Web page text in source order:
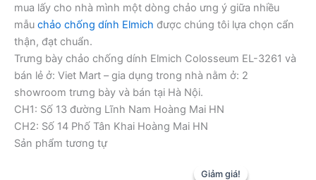
mua lấy cho nhà mình một dòng chảo ưng ý giữa nhiều
mẫu chảo chống dính Elmich được chúng tôi lựa chọn cẩn
thận, đạt chuẩn.
Trưng bày chảo chống dính Elmich Colosseum EL-3261 và
bán lẻ ở: Viet Mart – gia dụng trong nhà nằm ở: 2
showroom trưng bày và bán tại Hà Nội.
CH1: Số 13 đường Lĩnh Nam Hoàng Mai HN
CH2: Số 14 Phố Tân Khai Hoàng Mai HN
Sản phẩm tương tự
Giảm giá!
Giảm giá!